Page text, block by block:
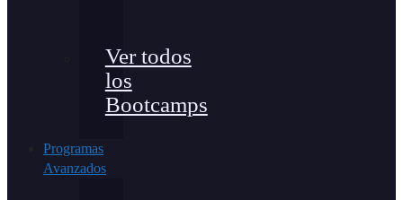
Ver todos
los
Bootcamps
Programas
Avanzados